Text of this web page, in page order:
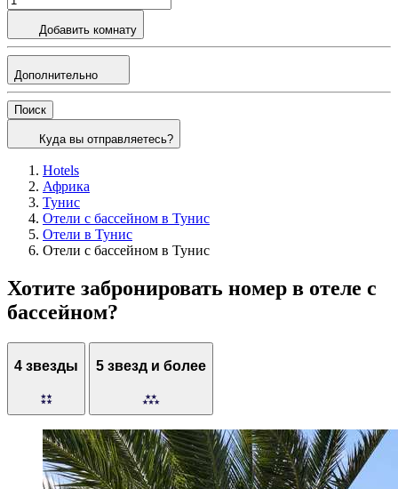
Добавить комнату
Дополнительно
Поиск
Куда вы отправляетесь?
Hotels
Африка
Тунис
Отели с бассейном в Тунис
Отели в Тунис
Отели с бассейном в Тунис
Хотите забронировать номер в отеле с
бассейном?
4 звезды 5 звезд и более